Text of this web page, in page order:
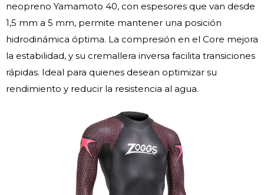
neopreno Yamamoto 40, con espesores que van desde
1,5 mm a 5 mm, permite mantener una posición
hidrodinámica óptima. La compresión en el Core mejora
la estabilidad, y su cremallera inversa facilita transiciones
rápidas. Ideal para quienes desean optimizar su
rendimiento y reducir la resistencia al agua.